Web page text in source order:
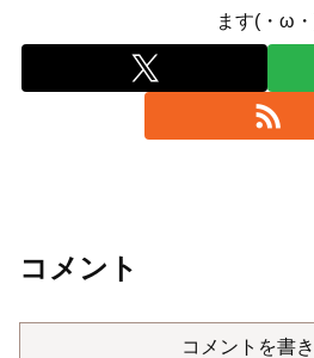
ます(・ω
コメント
コメントを書